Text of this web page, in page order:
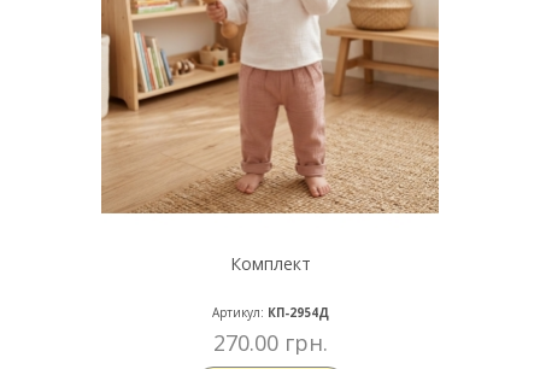
Комплект
Артикул: КП-2954Д
270.00 грн.